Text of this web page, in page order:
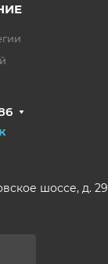
шоссе, д. 29